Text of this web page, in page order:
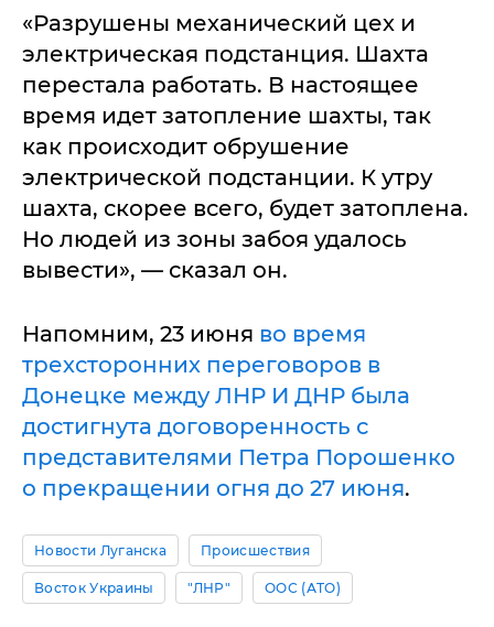
«Разрушены механический цех и
электрическая подстанция. Шахта
перестала работать. В настоящее
время идет затопление шахты, так
как происходит обрушение
электрической подстанции. К утру
шахта, скорее всего, будет затоплена.
Но людей из зоны забоя удалось
вывести», — сказал он.
Напомним, 23 июня во время
трехсторонних переговоров в
Донецке между ЛНР И ДНР была
достигнута договоренность с
представителями Петра Порошенко
о прекращении огня до 27 июня.
Новости Луганска Происшествия
Восток Украины "ЛНР" ООС (АТО)